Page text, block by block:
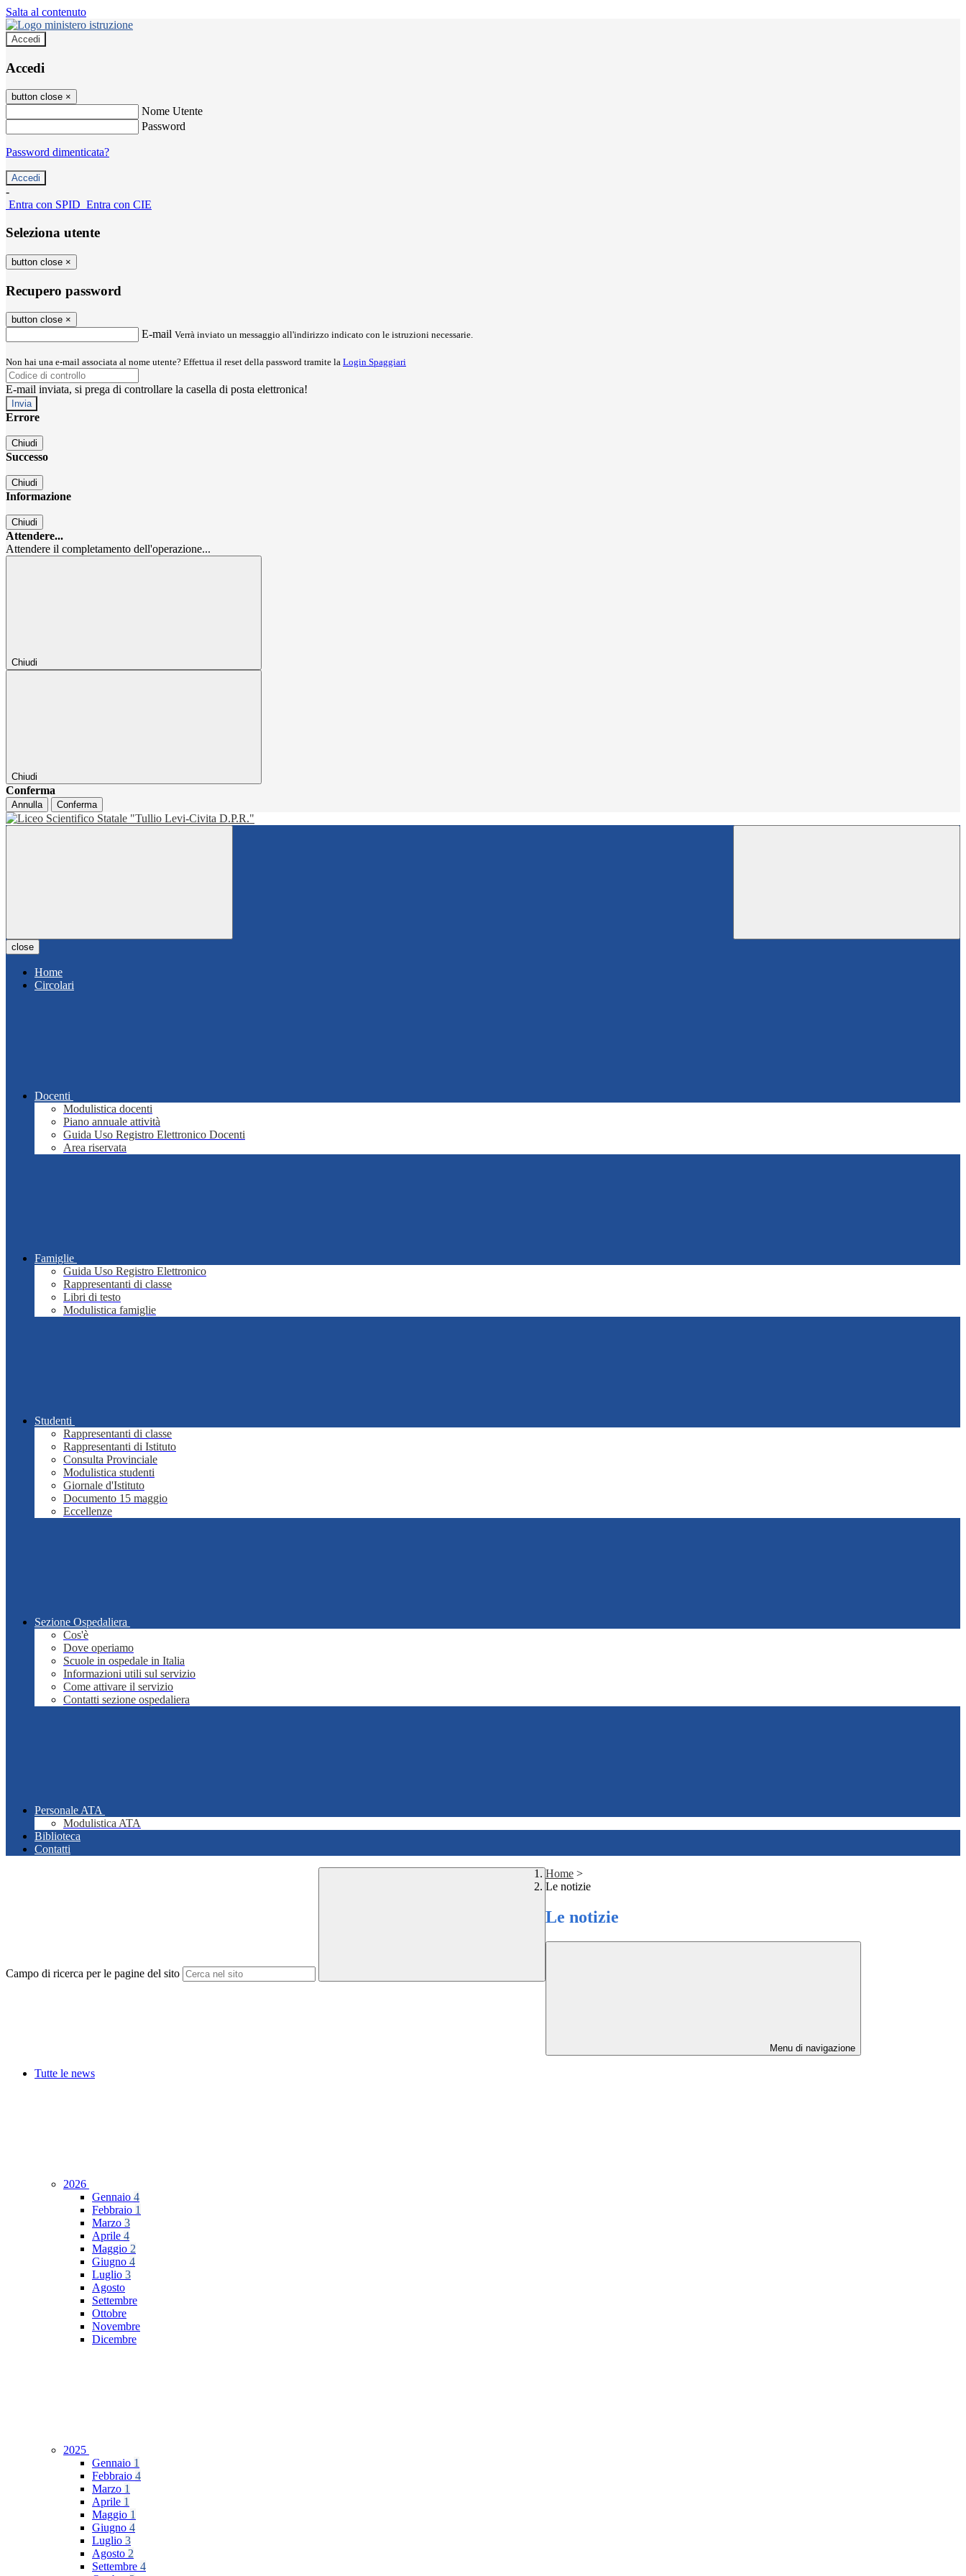
Salta al contenuto
Accedi
Accedi
button close ×
Nome Utente
Password
Password dimenticata?
-
Entra con SPID Entra con CIE
Seleziona utente
button close ×
Recupero password
button close ×
E-mail Verrà inviato un messaggio all'indirizzo indicato con le istruzioni necessarie.
Non hai una e-mail associata al nome utente? Effettua il reset della password tramite la Login Spaggiari
E-mail inviata, si prega di controllare la casella di posta elettronica!
Errore
Chiudi
Successo
Chiudi
Informazione
Chiudi
Attendere...
Attendere il completamento dell'operazione...
Chiudi
Chiudi
Conferma
Annulla Conferma
close
Home
Circolari
Docenti
Modulistica docenti
Piano annuale attività
Guida Uso Registro Elettronico Docenti
Area riservata
Famiglie
Guida Uso Registro Elettronico
Rappresentanti di classe
Libri di testo
Modulistica famiglie
Studenti
Rappresentanti di classe
Rappresentanti di Istituto
Consulta Provinciale
Modulistica studenti
Giornale d'Istituto
Documento 15 maggio
Eccellenze
Sezione Ospedaliera
Cos'è
Dove operiamo
Scuole in ospedale in Italia
Informazioni utili sul servizio
Come attivare il servizio
Contatti sezione ospedaliera
Personale ATA
Modulistica ATA
Biblioteca
Contatti
Campo di ricerca per le pagine del sito
Home >
Le notizie
Le notizie
Menu di navigazione
Tutte le news
2026
Gennaio 4
Febbraio 1
Marzo 3
Aprile 4
Maggio 2
Giugno 4
Luglio 3
Agosto
Settembre
Ottobre
Novembre
Dicembre
2025
Gennaio 1
Febbraio 4
Marzo 1
Aprile 1
Maggio 1
Giugno 4
Luglio 3
Agosto 2
Settembre 4